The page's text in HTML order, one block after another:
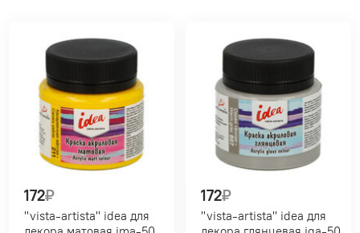
172₽
"vista-artista" idea для
172₽
"vista-artista" idea для